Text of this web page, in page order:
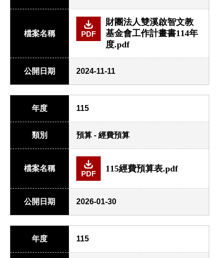
檔案名稱 PDF
財團法人雙溪啟智文教
基金會工作計畫書114年
度.pdf
公開日期 2024-11-11
年度 115
類別 預算 - 經費預算
檔案名稱
PDF
115經費預算表.pdf
公開日期 2026-01-30
年度 115